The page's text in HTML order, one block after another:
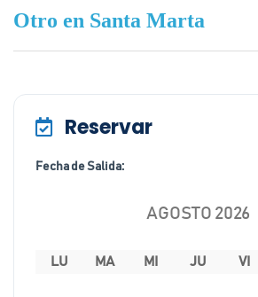
Otro en Santa Marta
Reservar
Fecha de Salida:
AGOSTO 2026
LU MA MI JU VI